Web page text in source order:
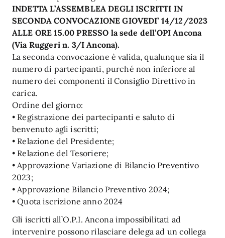
INDETTA L’ASSEMBLEA DEGLI ISCRITTI IN
SECONDA CONVOCAZIONE GIOVEDI’ 14/12/2023
ALLE ORE 15.00 PRESSO la sede dell’OPI Ancona
(Via Ruggeri n. 3/I Ancona).
La seconda convocazione è valida, qualunque sia il
numero di partecipanti, purché non inferiore al
numero dei componenti il Consiglio Direttivo in
carica.
Ordine del giorno:
• Registrazione dei partecipanti e saluto di
benvenuto agli iscritti;
• Relazione del Presidente;
• Relazione del Tesoriere;
• Approvazione Variazione di Bilancio Preventivo
2023;
• Approvazione Bilancio Preventivo 2024;
• Quota iscrizione anno 2024
Gli iscritti all’O.P.I. Ancona impossibilitati ad
intervenire possono rilasciare delega ad un collega